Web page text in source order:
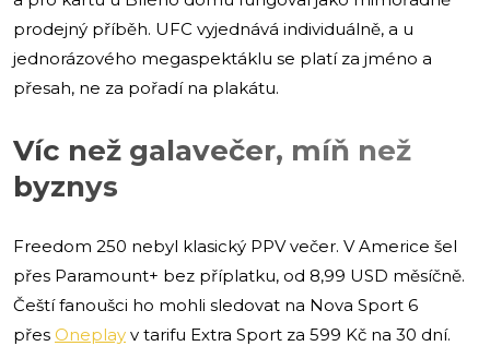
prodejný příběh. UFC vyjednává individuálně, a u
jednorázového megaspektáklu se platí za jméno a
přesah, ne za pořadí na plakátu.
Víc než galavečer, míň než
byznys
Freedom 250 nebyl klasický PPV večer. V Americe šel
přes Paramount+ bez příplatku, od 8,99 USD měsíčně.
Čeští fanoušci ho mohli sledovat na Nova Sport 6
přes Oneplay v tarifu Extra Sport za 599 Kč na 30 dní.